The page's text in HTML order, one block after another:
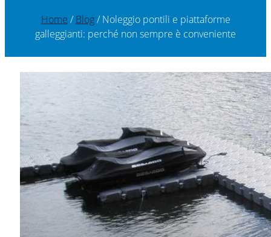
Home /Blog/ Noleggio pontili e piattaforme
galleggianti: perché non sempre è conveniente